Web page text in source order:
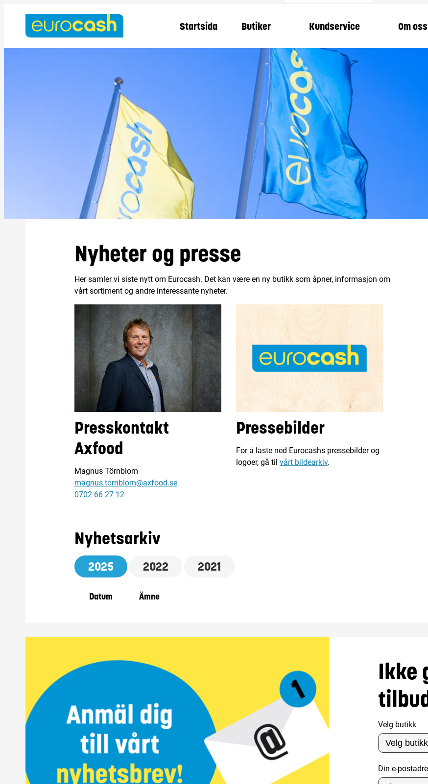
Startsida Butiker Kundservice Om oss
Nyheter og presse
Her samler vi siste nytt om Eurocash. Det kan være en ny butikk som åpner, informasjon om
vårt sortiment og andre interessante nyheter.
Presskontakt
Axfood
Magnus Törnblom
magnus.tornblom@axfood.se
0702 66 27 12
Pressebilder
For å laste ned Eurocashs pressebilder og
logoer, gå til vårt bildearkiv.
Nyhetsarkiv
2025 2022 2021
Datum Ämne
Ikke
Velg butikk
Din e-